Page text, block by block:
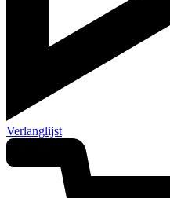
Verlanglijst